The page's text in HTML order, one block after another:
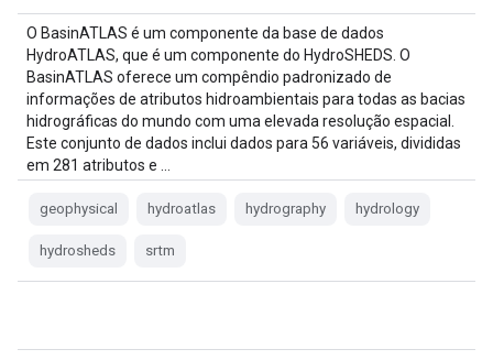
O BasinATLAS é um componente da base de dados
HydroATLAS, que é um componente do HydroSHEDS. O
BasinATLAS oferece um compêndio padronizado de
informações de atributos hidroambientais para todas as bacias
hidrográficas do mundo com uma elevada resolução espacial.
Este conjunto de dados inclui dados para 56 variáveis, divididas
em 281 atributos e …
geophysical hydroatlas hydrography hydrology
hydrosheds srtm